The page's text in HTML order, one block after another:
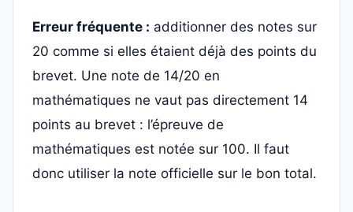
Erreur fréquente : additionner des notes sur
20 comme si elles étaient déjà des points du
brevet. Une note de 14/20 en
mathématiques ne vaut pas directement 14
points au brevet : l’épreuve de
mathématiques est notée sur 100. Il faut
donc utiliser la note officielle sur le bon total.